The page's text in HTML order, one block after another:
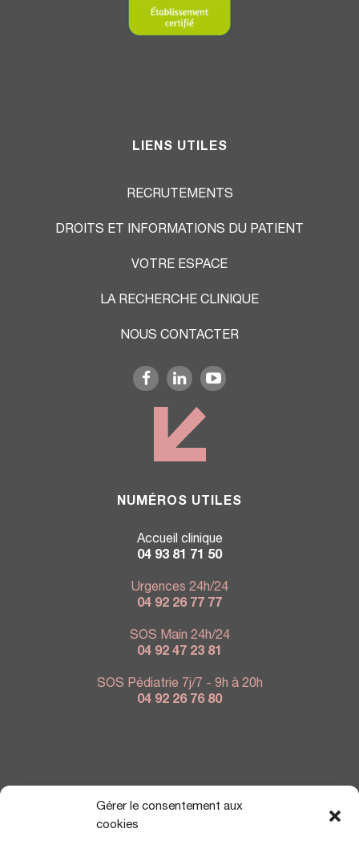
Gérer le consentement aux
cookies
LIENS UTILES
RECRUTEMENTS
DROITS ET INFORMATIONS DU PATIENT
VOTRE ESPACE
LA RECHERCHE CLINIQUE
NOUS CONTACTER
NUMÉROS UTILES
Accueil clinique
04 93 81 71 50
Urgences 24h/24
04 92 26 77 77
SOS Main 24h/24
04 92 47 23 81
SOS Pédiatrie 7j/7 - 9h à 20h
04 92 26 76 80
NOUS TROUVER